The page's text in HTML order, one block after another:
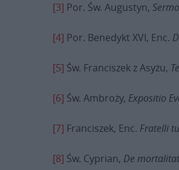
[3] Por. Św. Augustyn, Sermo
[4] Por. Benedykt XVI, Enc.
[5] Św. Franciszek z Asyżu,
[6] Św. Ambroży, Expositio
[7] Franciszek, Enc. Fratelli
[8] Św. Cyprian, De